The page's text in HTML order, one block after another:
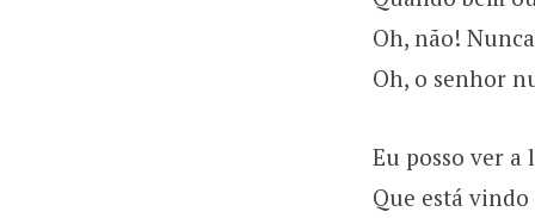
Oh, não!
Oh, o senhor
Eu posso ver a
Que está